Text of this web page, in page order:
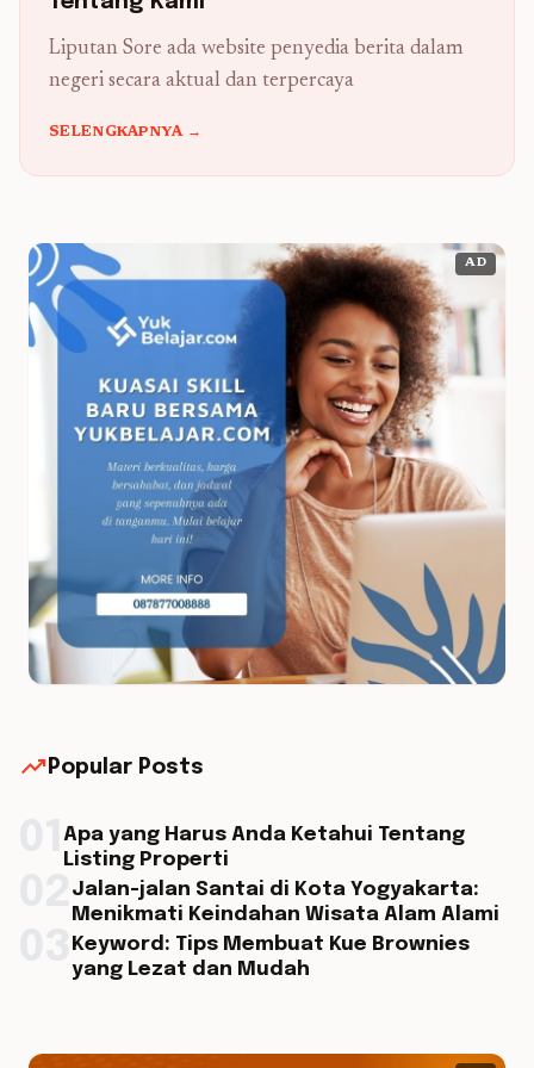
Liputan Sore ada website penyedia berita dalam
negeri secara aktual dan terpercaya
SELENGKAPNYA →
AD
trending_up Popular Posts
Apa yang Harus Anda Ketahui Tentang
Listing Properti
Jalan-jalan Santai di Kota Yogyakarta:
Menikmati Keindahan Wisata Alam Alami
Keyword: Tips Membuat Kue Brownies
yang Lezat dan Mudah